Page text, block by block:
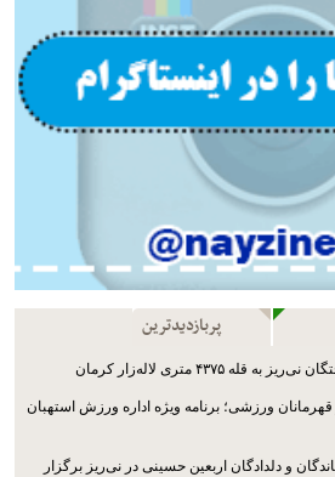
پربازدیدترین
۴۳۷۵ متری لاله‌زار کرمان
ورزشی؛ برنامه ویژه اداره ورزش استهبان
و دلدادگان اربعین حسینی در نی‌ریز برگزار